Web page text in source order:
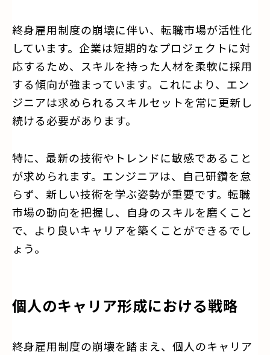
終身雇用制度の崩壊に伴い、転職市場が活性化
しています。企業は短期的なプロジェクトに対
応するため、スキルを持った人材を柔軟に採用
する傾向が強まっています。これにより、エン
ジニアは求められるスキルセットを常に更新し
続ける必要があります。
特に、最新の技術やトレンドに敏感であること
が求められます。エンジニアは、自己研鑽を怠
らず、新しい技術を学ぶ姿勢が重要です。転職
市場の動向を把握し、自身のスキルを磨くこと
で、より良いキャリアを築くことができるでし
ょう。
個人のキャリア形成における戦略
終身雇用制度の崩壊を踏まえ、個人のキャリア